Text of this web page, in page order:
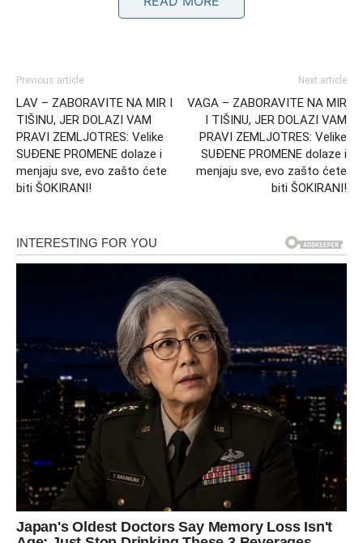
Ljubavni život ulazi u potpuno
novu fazu
Na emotivnom planu Device očekuju događaji koji će ih
ostaviti bez teksta. Oni koji su dugo sami mogli bi sasvim
slučajno upoznati osobu koja će im promeniti pogled na
ljubav. Biće to susret koji neće ličiti ni na jedan prethodni.
Za Device koje su u vezi ili braku dolazi period ozbiljnih
razgovora. Sve ono što je dugo bilo prećutano izaći će na
videlo. Neki odnosi će postati mnogo jači, dok će drugi
pokazati da više nemaju zajedničku budućnost.
Bez obzira na to kako se situacija bude razvijala, jedna
stvar je sigurna – posle ovih promena više ništa neće biti
Previous article
LAV – ZABORAVITE NA MIR I
TIŠINU, JER DOLAZI VAM
PRAVI ZEMLJOTRES: Velike
SUĐENE PROMENE dolaze i
menjaju sve, evo zašto ćete
biti ŠOKIRANI!
Next article
VAGA – ZABORAVITE NA MIR
I TIŠINU, JER DOLAZI VAM
PRAVI ZEMLJOTRES: Velike
SUĐENE PROMENE dolaze i
menjaju sve, evo zašto ćete
biti ŠOKIRANI!